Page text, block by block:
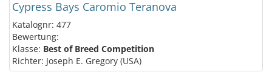
Cypress Bays Caromio Teranova
Katalognr: 477
Bewertung:
Klasse: Best of Breed Competition
Richter: Joseph E. Gregory (USA)